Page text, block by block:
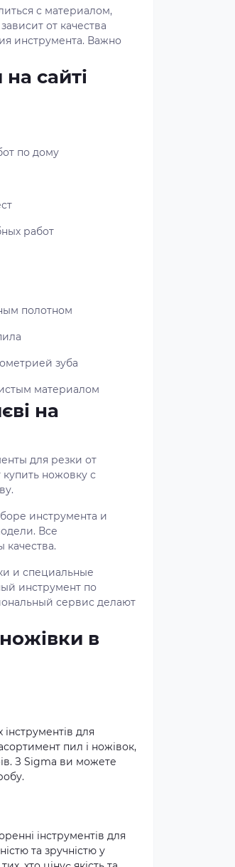
с материалом,
от качества
инструмента. Важно
сайті
по дому
работ
полотном
зуба
материалом
на
для резки от
ножовку с
инструмента и
Все
и специальные
инструмент по
сервис делают
в
для
пил і ножівок,
З Sigma ви можете
інструментів для
та зручністю у